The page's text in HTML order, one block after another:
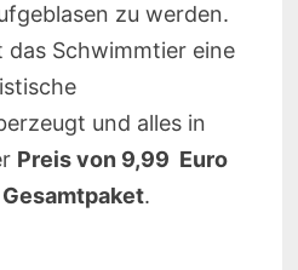
zu werden.
das Schwimmtier eine
und alles in
Preis von 9,99 Euro
.